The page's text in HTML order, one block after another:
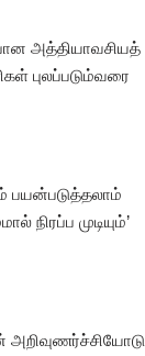
அத்தியாவசியத்
புலப்படும்வரை
பயன்படுத்தலாம்
முடியும்’
அறிவுணர்ச்சியோடு